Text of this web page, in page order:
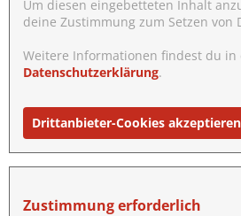
Um diesen eingebetteten Inhalt
deine Zustimmung zum Setzen von
Weitere Informationen findest du in
Datenschutzerklärung.
Drittanbieter-Cookies akzeptieren
Zustimmung erforderlich